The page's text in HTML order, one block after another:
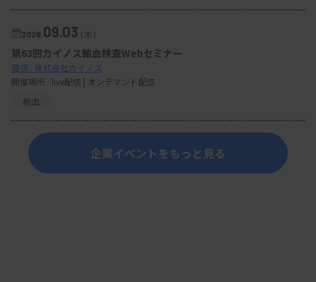
2026. 09.03（木）
第63回カイノス輸血検査Webセミナー
提供 : 株式会社カイノス
開催場所 : live配信 | オンデマンド配信
輸血
企業イベントをもっと見る